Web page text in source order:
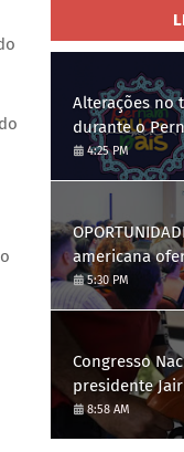
Alterações no
durante o
Gravatá, de
4:25 PM
americana
Engenharia
candidatar
5:30 PM
Congresso
presidente
8:58 AM